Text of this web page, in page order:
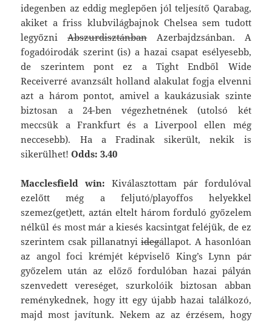
idegenben az eddig meglepően jól teljesítő Qarabag,
akiket a friss klubvilágbajnok Chelsea sem tudott
legyőzniAbszurdisztánbanAzerbajdzsánban. A
fogadóirodák szerint (is) a hazai csapat esélyesebb,
de szerintem pont ez a Tight Endből Wide
Receiverré avanzsált holland alakulat fogja elvenni
azt a három pontot, amivel a kaukázusiak szinte
biztosan a 24-ben végezhetnének (utolsó két
meccsük a Frankfurt és a Liverpool ellen még
neccesebb). Ha a Fradinak sikerült, nekik is
sikerülhet!Odds: 3.40
Macclesfield win: Kiválasztottam pár fordulóval
ezelőtt még a feljutó/playoffos helyekkel
szemez(get)ett, aztán eltelt három forduló győzelem
nélkül és most már a kiesés kacsintgat feléjük, de ez
szerintem csak pillanatnyiidegállapot. A hasonlóan
az angol foci krémjét képviselő King’s Lynn pár
győzelem után az előző fordulóban hazai pályán
szenvedett vereséget, szurkolóik biztosan abban
reménykednek, hogy itt egy újabb hazai találkozó,
majd most javítunk. Nekem az az érzésem, hogy